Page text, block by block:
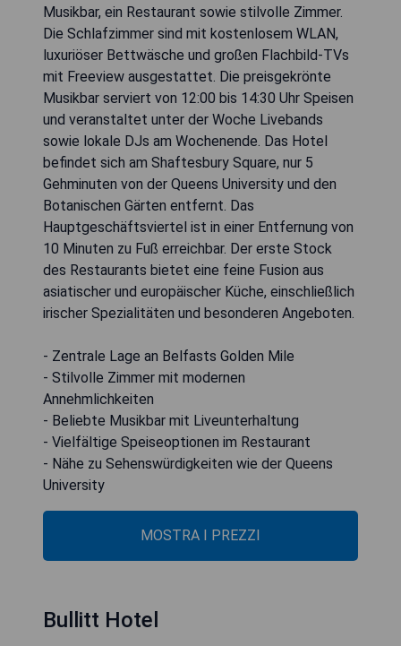
Musikbar, ein Restaurant sowie stilvolle Zimmer.
Die Schlafzimmer sind mit kostenlosem WLAN,
luxuriöser Bettwäsche und großen Flachbild-TVs
mit Freeview ausgestattet. Die preisgekrönte
Musikbar serviert von 12:00 bis 14:30 Uhr Speisen
und veranstaltet unter der Woche Livebands
sowie lokale DJs am Wochenende. Das Hotel
befindet sich am Shaftesbury Square, nur 5
Gehminuten von der Queens University und den
Botanischen Gärten entfernt. Das
Hauptgeschäftsviertel ist in einer Entfernung von
10 Minuten zu Fuß erreichbar. Der erste Stock
des Restaurants bietet eine feine Fusion aus
asiatischer und europäischer Küche, einschließlich
irischer Spezialitäten und besonderen Angeboten.
- Zentrale Lage an Belfasts Golden Mile
- Stilvolle Zimmer mit modernen
Annehmlichkeiten
- Beliebte Musikbar mit Liveunterhaltung
- Vielfältige Speiseoptionen im Restaurant
- Nähe zu Sehenswürdigkeiten wie der Queens
University
MOSTRA I PREZZI
Bullitt Hotel